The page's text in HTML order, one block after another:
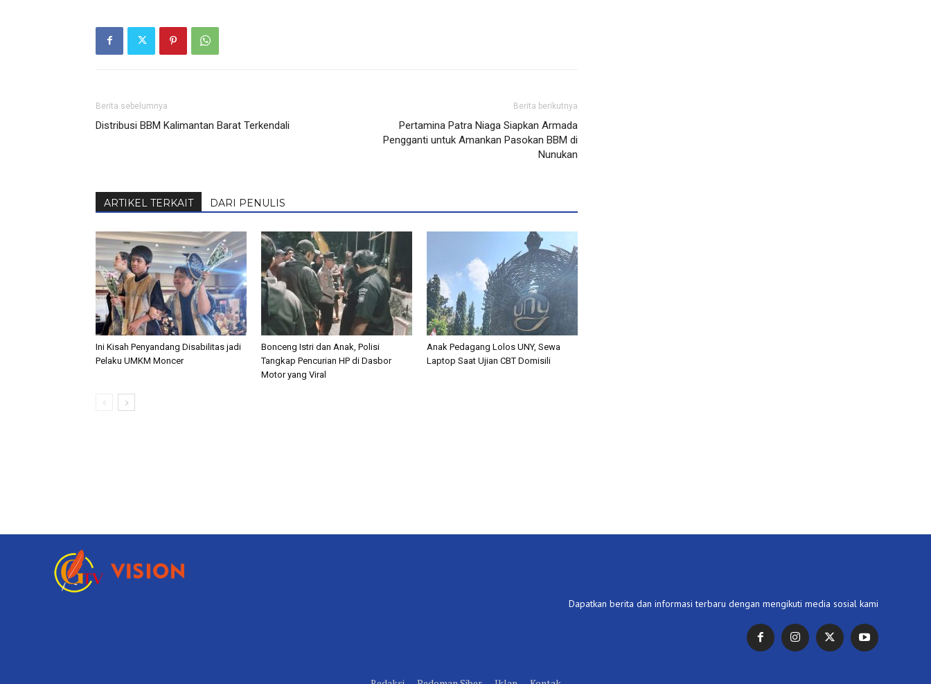
Berita sebelumnya
Distribusi BBM Kalimantan Barat Terkendali
Berita berikutnya
Pertamina Patra Niaga Siapkan Armada
Pengganti untuk Amankan Pasokan BBM di
Nunukan
ARTIKEL TERKAIT DARI PENULIS
Ini Kisah Penyandang Disabilitas jadi
Pelaku UMKM Moncer
Bonceng Istri dan Anak, Polisi
Tangkap Pencurian HP di Dasbor
Motor yang Viral
Anak Pedagang Lolos UNY, Sewa
Laptop Saat Ujian CBT Domisili
Dapatkan berita dan informasi terbaru dengan mengikuti media sosial kami